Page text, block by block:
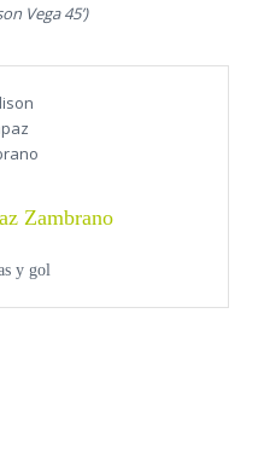
Vega 45’)
Zambrano
y gol